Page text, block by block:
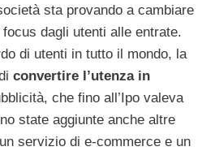
sta provando a cambiare
dagli utenti alle entrate.
di utenti in tutto il mondo, la
convertire l’utenza in
che fino all’Ipo valeva
state aggiunte anche altre
servizio di e-commerce e un